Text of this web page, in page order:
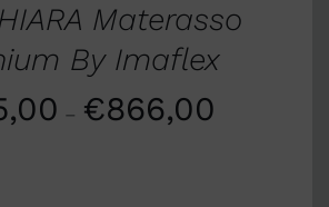
Materasso
By Imaflex
– €866,00